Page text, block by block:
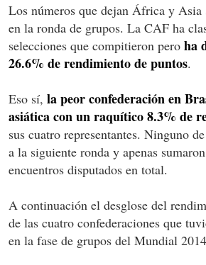
Los números que dejan África y Asia
en la ronda de grupos. La CAF ha
selecciones que compitieron pero ha
26.6% de rendimiento de puntos.
Eso sí, la peor confederación en
asiática con un raquítico 8.3% de
sus cuatro representantes. Ninguno
a la siguiente ronda y apenas
encuentros disputados en total.
A continuación el desglose del
de las cuatro confederaciones que
en la fase de grupos del Mundial